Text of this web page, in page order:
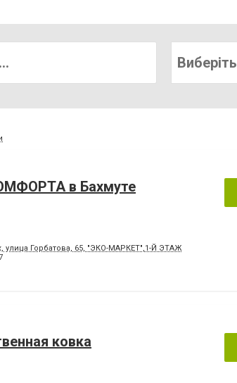
Виберіть
в Бахмуте
улица Горбатова, 65, "ЭКО-МАРКЕТ",1-Й ЭТАЖ
ковка